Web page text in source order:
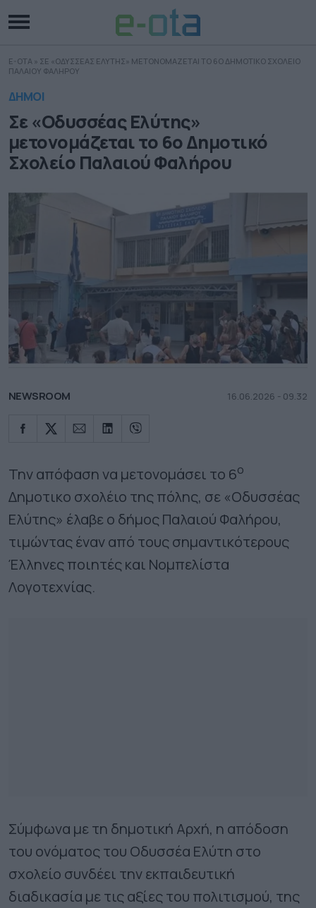
E-OTA » ΣΕ «ΟΔΥΣΣΕΑΣ ΕΛΥΤΗΣ» ΜΕΤΟΝΟΜΑΖΕΤΑΙ ΤΟ 6Ο ΔΗΜΟΤΙΚΟ ΣΧΟΛΕΙΟ
ΠΑΛΑΙΟΥ ΦΑΛΗΡΟΥ
ΔΗΜΟΙ
Σε «Οδυσσέας Ελύτης»
μετονομάζεται το 6ο Δημοτικό
Σχολείο Παλαιού Φαλήρου
NEWSROOM 16.06.2026 - 09.32
Την απόφαση να μετονομάσει το 6ο
Δημοτικο σχολέιο της πόλης, σε «Οδυσσέας
Ελύτης» έλαβε ο δήμος Παλαιού Φαλήρου,
τιμώντας έναν από τους σημαντικότερους
Έλληνες ποιητές και Νομπελίστα
Λογοτεχνίας.
Σύμφωνα με τη δημοτική Αρχή, η απόδοση
του ονόματος του Οδυσσέα Ελύτη στο
σχολείο συνδέει την εκπαιδευτική
διαδικασία με τις αξίες του πολιτισμού, της